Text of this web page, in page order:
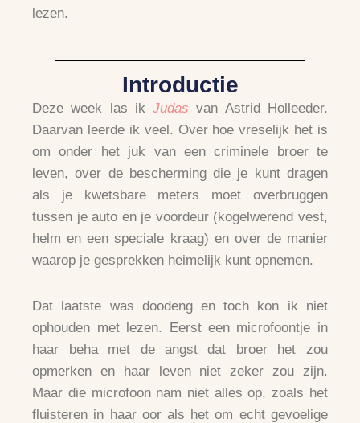
lezen.​
Introductie
Deze week las ikJudas van Astrid Holleeder.
Daarvan leerde ik veel. Over hoe vreselijk het is
om onder het juk van een criminele broer te
leven, over de bescherming die je kunt dragen
als je kwetsbare meters moet overbruggen
tussen je auto en je voordeur (kogelwerend vest,
helm en een speciale kraag) en over de manier
waarop je gesprekken heimelijk kunt opnemen.
Dat laatste was doodeng en toch kon ik niet
ophouden met lezen. Eerst een microfoontje in
haar beha met de angst dat broer het zou
opmerken en haar leven niet zeker zou zijn.
Maar die microfoon nam niet alles op, zoals het
fluisteren in haar oor als het om echt gevoelige